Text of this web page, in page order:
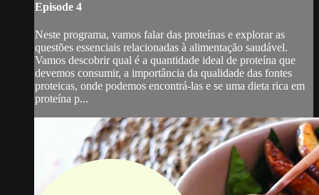
Episode 4
Neste programa, vamos falar das proteínas e explorar as
questões essenciais relacionadas à alimentação saudável.
Vamos descobrir qual é a quantidade ideal de proteína que
devemos consumir, a importância da qualidade das fontes
proteicas, onde podemos encontrá-las e se uma dieta rica em
proteína p...